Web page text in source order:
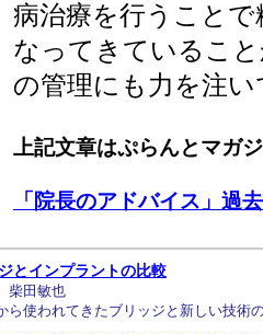
病治療を行うこと
なってきているこ
の管理にも力を注
上記文章はぷらんとマガ
「院長のアドバイス」過
とインプラントの比較
田敏也
使われてきたブリッジと新しい技術